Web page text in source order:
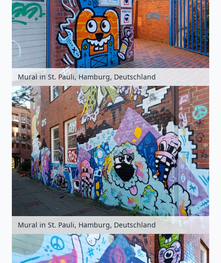
Mural in St. Pauli, Hamburg, Deutschland
Mural in St. Pauli, Hamburg, Deutschland